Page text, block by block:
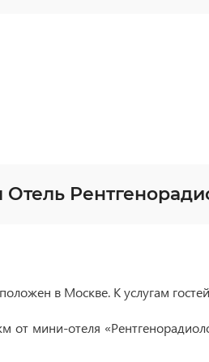
в Москве. К услугам
от мини-отеля